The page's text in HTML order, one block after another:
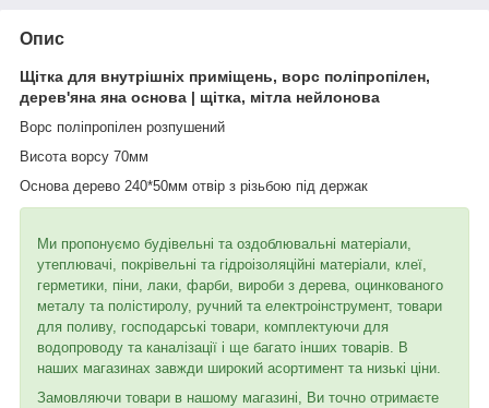
Опис
Щітка для внутрішніх приміщень, ворс поліпропілен,
дерев'яна яна основа | щітка, мітла нейлонова
Ворс поліпропілен розпушений
Висота ворсу 70мм
Основа дерево 240*50мм отвір з різьбою під держак
Ми пропонуємо будівельні та оздоблювальні матеріали,
утеплювачі, покрівельні та гідроізоляційні матеріали, клеї,
герметики, піни, лаки, фарби, вироби з дерева, оцинкованого
металу та полістиролу, ручний та електроінструмент, товари
для поливу, господарські товари, комплектуючи для
водопроводу та каналізації і ще багато інших товарів. В
наших магазинах завжди широкий асортимент та низькі ціни.
Замовляючи товари в нашому магазині, Ви точно отримаєте